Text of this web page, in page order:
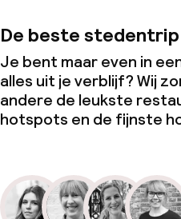
De beste stedentrip
Je bent maar even in
alles uit je verblijf? Wij
andere de leukste
hotspots en de fijnste